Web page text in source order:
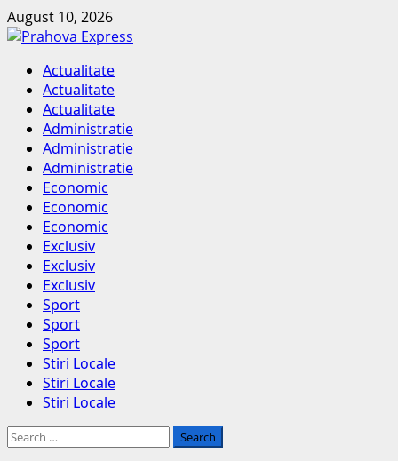
Skip
to
August 10, 2026
Primary
Menu
Actualitate
Actualitate
Actualitate
Administratie
Administratie
Administratie
Economic
Economic
Economic
Exclusiv
Exclusiv
Exclusiv
Sport
Sport
Sport
Stiri Locale
Stiri Locale
Stiri Locale
Search